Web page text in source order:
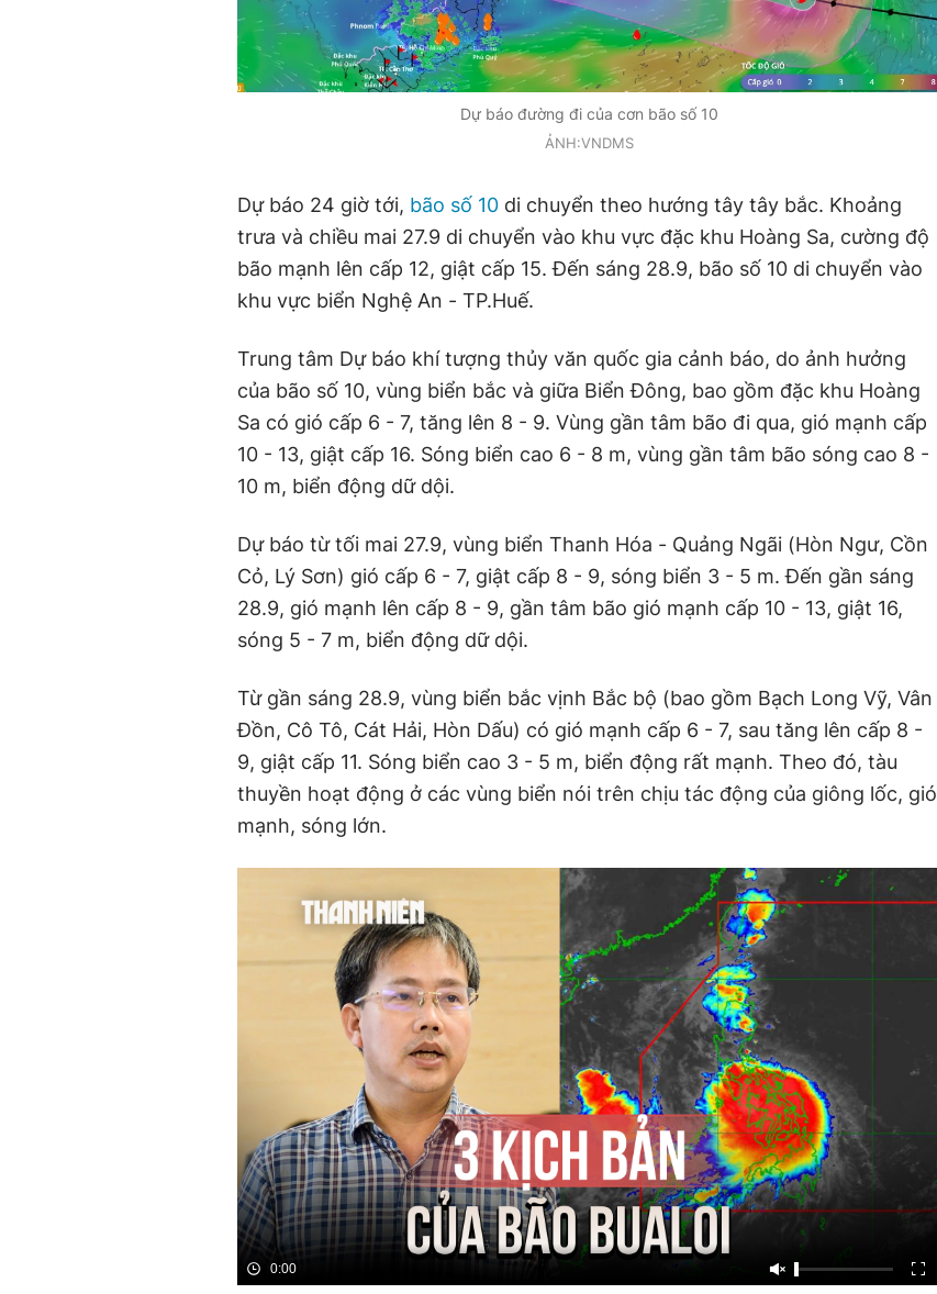
Dự báo đường đi của cơn bão số 10
ẢNH:VNDMS
Dự báo 24 giờ tới, bão số 10 di chuyển theo hướng tây tây bắc. Khoảng
trưa và chiều mai 27.9 di chuyển vào khu vực đặc khu Hoàng Sa, cường độ
bão mạnh lên cấp 12, giật cấp 15. Đến sáng 28.9, bão số 10 di chuyển vào
khu vực biển Nghệ An - TP.Huế.
Trung tâm Dự báo khí tượng thủy văn quốc gia cảnh báo, do ảnh hưởng
của bão số 10, vùng biển bắc và giữa Biển Đông, bao gồm đặc khu Hoàng
Sa có gió cấp 6 - 7, tăng lên 8 - 9. Vùng gần tâm bão đi qua, gió mạnh cấp
10 - 13, giật cấp 16. Sóng biển cao 6 - 8 m, vùng gần tâm bão sóng cao 8 -
10 m, biển động dữ dội.
Dự báo từ tối mai 27.9, vùng biển Thanh Hóa - Quảng Ngãi (Hòn Ngư, Cồn
Cỏ, Lý Sơn) gió cấp 6 - 7, giật cấp 8 - 9, sóng biển 3 - 5 m. Đến gần sáng
28.9, gió mạnh lên cấp 8 - 9, gần tâm bão gió mạnh cấp 10 - 13, giật 16,
sóng 5 - 7 m, biển động dữ dội.
Từ gần sáng 28.9, vùng biển bắc vịnh Bắc bộ (bao gồm Bạch Long Vỹ, Vân
Đồn, Cô Tô, Cát Hải, Hòn Dấu) có gió mạnh cấp 6 - 7, sau tăng lên cấp 8 -
9, giật cấp 11. Sóng biển cao 3 - 5 m, biển động rất mạnh. Theo đó, tàu
thuyền hoạt động ở các vùng biển nói trên chịu tác động của giông lốc, gió
mạnh, sóng lớn.
0:00